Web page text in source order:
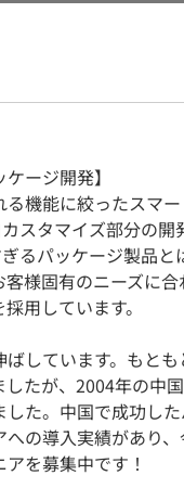
ージ開発】
機能に絞ったスマ
スタマイズ部分の
るパッケージ製品
様固有のニーズに
用しています。
しています。もと
たが、2004年の中
た。中国で成功し
の導入実績があり
を募集中です！